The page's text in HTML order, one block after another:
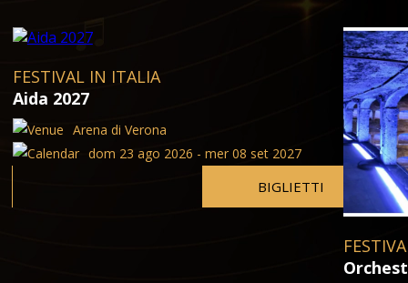
FESTIVAL IN ITALIA
Aida 2027
Arena di Verona
dom 23 ago 2026 - mer 08 set 2027
BIGLIETTI